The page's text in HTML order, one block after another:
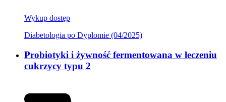
Wykup dostęp
Diabetologia po Dyplomie (04/2025)
Probiotyki i żywność fermentowana w leczeniu
cukrzycy typu 2